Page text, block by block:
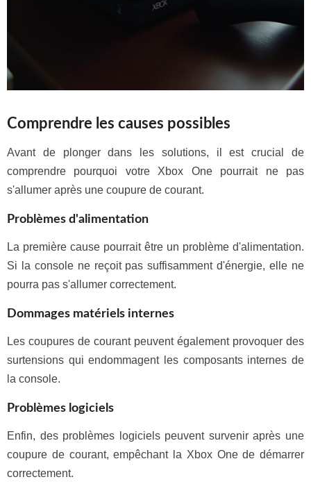
Comprendre les causes possibles
Avant de plonger dans les solutions, il est crucial de
comprendre pourquoi votre Xbox One pourrait ne pas
s'allumer après une coupure de courant.
Problèmes d'alimentation
La première cause pourrait être un problème d'alimentation.
Si la console ne reçoit pas suffisamment d'énergie, elle ne
pourra pas s'allumer correctement.
Dommages matériels internes
Les coupures de courant peuvent également provoquer des
surtensions qui endommagent les composants internes de
la console.
Problèmes logiciels
Enfin, des problèmes logiciels peuvent survenir après une
coupure de courant, empêchant la Xbox One de démarrer
correctement.